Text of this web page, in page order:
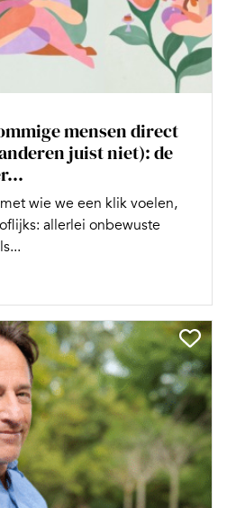
mensen direct
juist niet): de
wie we een klik voelen,
allerlei onbewuste